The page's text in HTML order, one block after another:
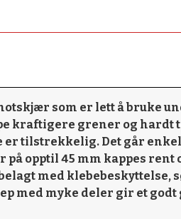
som er lett å bruke
kraftigere grener og hardt
tilstrekkelig. Det går
opptil 45 mm kappes rent
med klebebeskyttelse,
med myke deler gir et godt